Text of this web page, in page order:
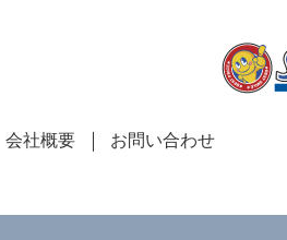
会社概要 お問い合わせ